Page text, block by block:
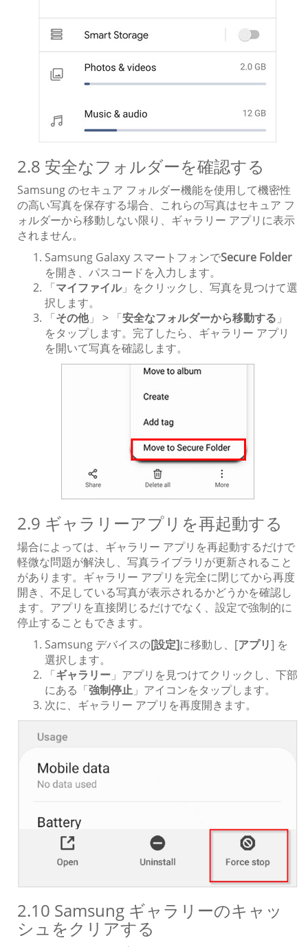
2.8 安全なフォルダーを確認する
Samsung のセキュア フォルダー機能を使用して機密性
の高い写真を保存する場合、これらの写真はセキュア フ
ォルダーから移動しない限り、ギャラリー アプリに表示
されません。
Samsung Galaxy スマートフォンでSecure Folder
を開き、パスコードを入力します。
「マイファイル」をクリックし、写真を見つけて選
択します。
「その他」 > 「安全なフォルダーから移動する 」
をタップします。完了したら、ギャラリー アプリ
を開いて写真を確認します。
2.9 ギャラリーアプリを再起動する
場合によっては、ギャラリー アプリを再起動するだけで
軽微な問題が解決し、写真ライブラリが更新されること
があります。ギャラリー アプリを完全に閉じてから再度
開き、不足している写真が表示されるかどうかを確認し
ます。アプリを直接閉じるだけでなく、設定で強制的に
停止することもできます。
Samsung デバイスの[設定]に移動し、[アプリ] を
選択します。
「ギャラリー 」アプリを見つけてクリックし、下部
にある「強制停止 」アイコンをタップします。
次に、ギャラリー アプリを再度開きます。
2.10 Samsung ギャラリーのキャッ
シュをクリアする